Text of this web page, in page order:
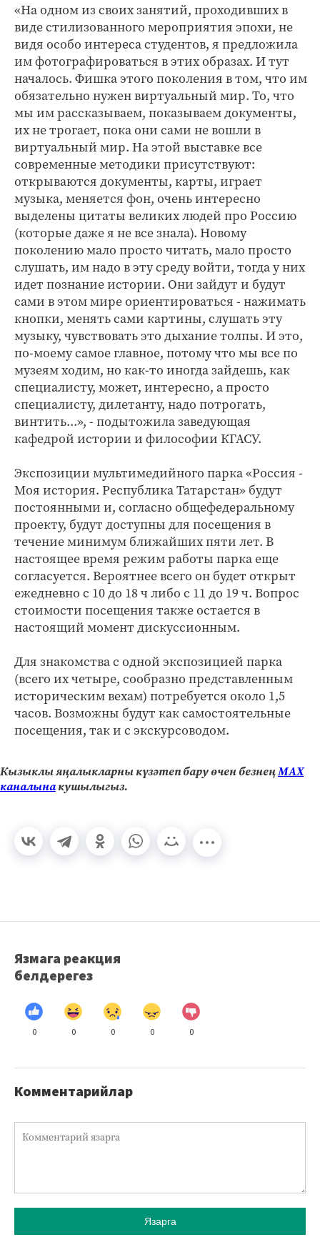
«На одном из своих занятий, проходивших в
виде стилизованного мероприятия эпохи, не
видя особо интереса студентов, я предложила
им фотографироваться в этих образах. И тут
началось. Фишка этого поколения в том, что им
обязательно нужен виртуальный мир. То, что
мы им рассказываем, показываем документы,
их не трогает, пока они сами не вошли в
виртуальный мир. На этой выставке все
современные методики присутствуют:
открываются документы, карты, играет
музыка, меняется фон, очень интересно
выделены цитаты великих людей про Россию
(которые даже я не все знала). Новому
поколению мало просто читать, мало просто
слушать, им надо в эту среду войти, тогда у них
идет познание истории. Они зайдут и будут
сами в этом мире ориентироваться ­- нажимать
кнопки, менять сами картины, слушать эту
музыку, чувствовать это дыхание толпы. И это,
по-моему самое главное, потому что мы все по
музеям ходим, но как-то иногда зайдешь, как
специалисту, может, интересно, а просто
специалисту, дилетанту, надо потрогать,
винтить...», - подытожила заведующая
кафедрой истории и философии КГАСУ.
Экспозиции мультимедийного парка «Россия -
Моя история. Республика Татарстан» будут
постоянными и, согласно общефедеральному
проекту, будут доступны для посещения в
течение минимум ближайших пяти лет. В
настоящее время режим работы парка еще
согласуется. Вероятнее всего он будет открыт
ежедневно с 10 до 18 ч либо с 11 до 19 ч. Вопрос
стоимости посещения также остается в
настоящий момент дискуссионным.
Для знакомства с одной экспозицией парка
(всего их четыре, сообразно представленным
историческим вехам) потребуется около 1,5
часов. Возможны будут как самостоятельные
посещения, так и с экскурсоводом.
Кызыклы яңалыкларны күзәтеп бару өчен безнеңМАХ
каналынакушылыгыз.
Язмага реакция
белдерегез
0 0 0 0 0
Комментарийлар
Язарга